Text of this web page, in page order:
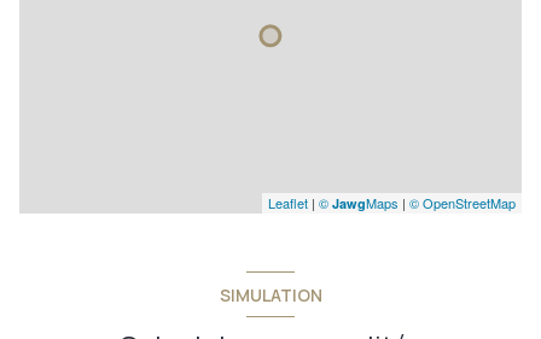
Leaflet | © JawgMaps | © OpenStreetMap
SIMULATION